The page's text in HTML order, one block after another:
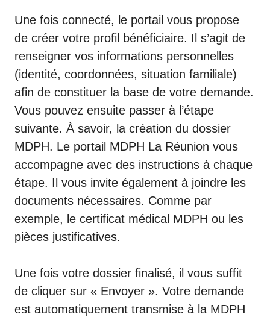
Une fois connecté, le portail vous propose
de créer votre profil bénéficiaire. Il s’agit de
renseigner vos informations personnelles
(identité, coordonnées, situation familiale)
afin de constituer la base de votre demande.
Vous pouvez ensuite passer à l’étape
suivante. À savoir, la création du dossier
MDPH. Le portail MDPH La Réunion vous
accompagne avec des instructions à chaque
étape. Il vous invite également à joindre les
documents nécessaires. Comme par
exemple, le certificat médical MDPH ou les
pièces justificatives.
Une fois votre dossier finalisé, il vous suffit
de cliquer sur « Envoyer ». Votre demande
est automatiquement transmise à la MDPH